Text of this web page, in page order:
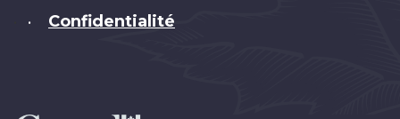
• Confidentialité